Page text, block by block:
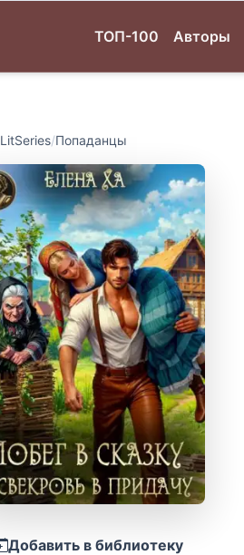
ТОП-100 Авторы
LitSeries/Попаданцы
Добавить в библиотеку